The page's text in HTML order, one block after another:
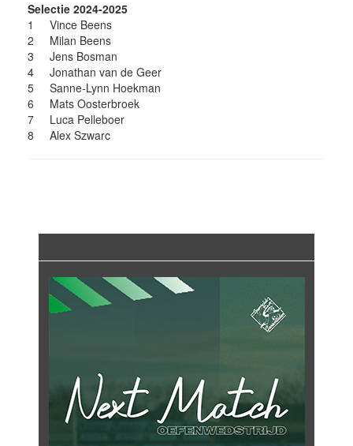
Selectie 2024-2025
1
Vince Beens
2
Milan Beens
3
Jens Bosman
4
Jonathan van de Geer
5
Sanne-Lynn Hoekman
6
Mats Oosterbroek
7
Luca Pelleboer
8
Alex Szwarc